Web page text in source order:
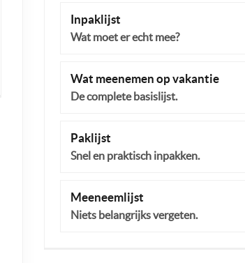
Inpaklijst
Wat moet er echt mee?
Wat meenemen op vakantie
De complete basislijst.
Paklijst
Snel en praktisch inpakken.
Meeneemlijst
Niets belangrijks vergeten.